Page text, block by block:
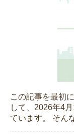
この記事を最初
して、2026年4
ています。 そん